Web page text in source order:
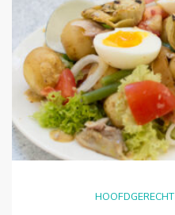
HOOFDGERECHT